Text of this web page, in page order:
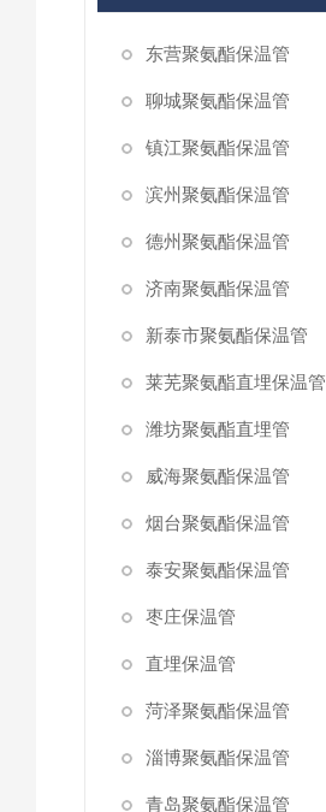
东营聚氨酯保温管
聊城聚氨酯保温管
镇江聚氨酯保温管
滨州聚氨酯保温管
德州聚氨酯保温管
济南聚氨酯保温管
新泰市聚氨酯保温管
莱芜聚氨酯直埋保温管
潍坊聚氨酯直埋管
威海聚氨酯保温管
烟台聚氨酯保温管
泰安聚氨酯保温管
枣庄保温管
直埋保温管
菏泽聚氨酯保温管
淄博聚氨酯保温管
青岛聚氨酯保温管